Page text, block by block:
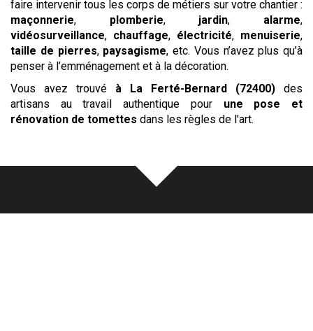
faire intervenir tous les corps de métiers sur votre chantier :
maçonnerie, plomberie, jardin, alarme,
vidéosurveillance, chauffage, électricité, menuiserie,
taille de pierres, paysagisme, etc. Vous n’avez plus qu’à
penser à l’emménagement et à la décoration.
Vous avez trouvé
à La Ferté-Bernard (72400)
des
artisans au travail authentique pour une pose et
rénovation de tomettes dans les règles de l'art.